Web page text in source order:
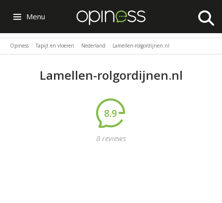
Menu
Opiness Tapijt en vloeren Nederland Lamellen-rolgordijnen.nl
Lamellen-rolgordijnen.nl
8.9
8 reviews